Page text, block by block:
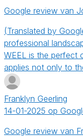
Google review van
(Translated by
professional
WEEL is the perfect
applies not only to
Franklyn Geerling
14-01-2025 op
Google review van